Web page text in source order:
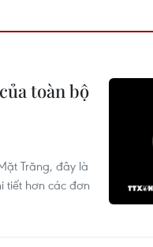
toàn bộ
Trăng, đây là
tiết hơn các đơn